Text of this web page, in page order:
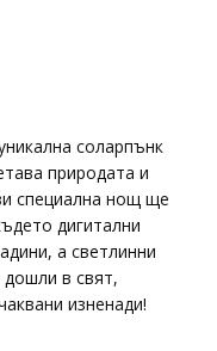
соларпънк
природата и
специална нощ ще
дигитални
а светлинни
в свят,
изненади!